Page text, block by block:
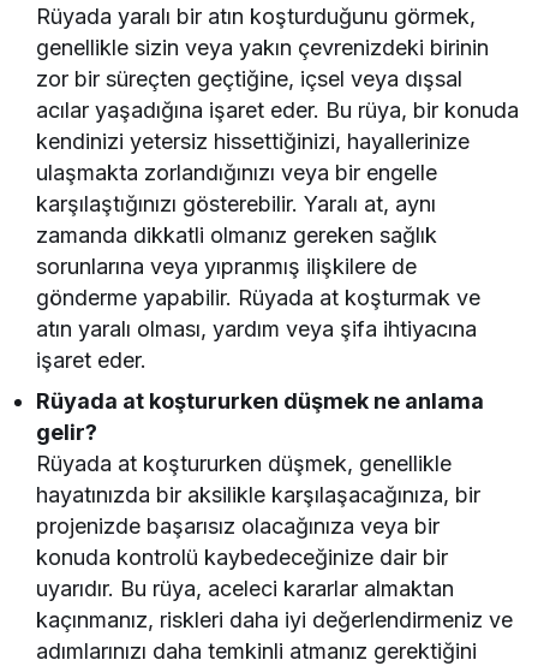
Rüyada yaralı bir atın koşturduğunu görmek,
genellikle sizin veya yakın çevrenizdeki birinin
zor bir süreçten geçtiğine, içsel veya dışsal
acılar yaşadığına işaret eder. Bu rüya, bir konuda
kendinizi yetersiz hissettiğinizi, hayallerinize
ulaşmakta zorlandığınızı veya bir engelle
karşılaştığınızı gösterebilir. Yaralı at, aynı
zamanda dikkatli olmanız gereken sağlık
sorunlarına veya yıpranmış ilişkilere de
gönderme yapabilir. Rüyada at koşturmak ve
atın yaralı olması, yardım veya şifa ihtiyacına
işaret eder.
Rüyada at koştururken düşmek ne anlama
gelir?
Rüyada at koştururken düşmek, genellikle
hayatınızda bir aksilikle karşılaşacağınıza, bir
projenizde başarısız olacağınıza veya bir
konuda kontrolü kaybedeceğinize dair bir
uyarıdır. Bu rüya, aceleci kararlar almaktan
kaçınmanız, riskleri daha iyi değerlendirmeniz ve
adımlarınızı daha temkinli atmanız gerektiğini